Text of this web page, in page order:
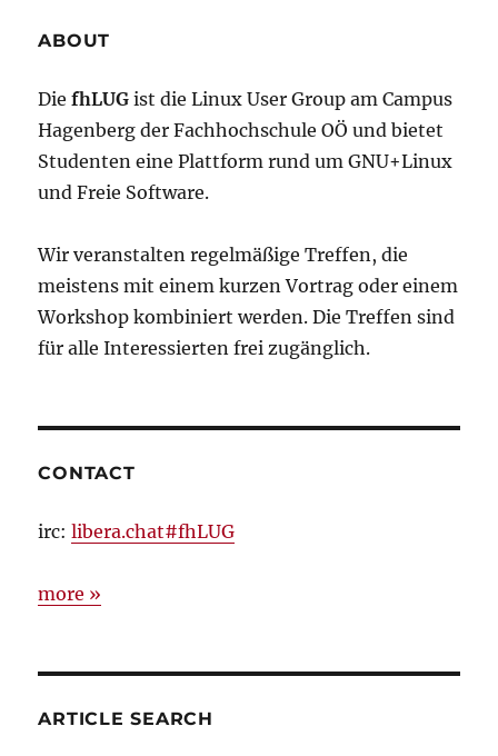
to
TikZ
ABOUT
DiefhLUG ist die Linux User Group am Campus
Hagenberg der Fachhochschule OÖ und bietet
Studenten eine Plattform rund um GNU+Linux
und Freie Software.
Wir veranstalten regelmäßige Treffen, die
meistens mit einem kurzen Vortrag oder einem
Workshop kombiniert werden. Die Treffen sind
für alle Interessierten frei zugänglich.
CONTACT
irc:libera.chat#fhLUG
more »
ARTICLE SEARCH